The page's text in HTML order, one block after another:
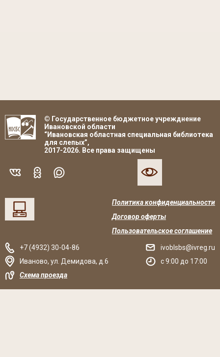
© Государственное бюджетное учрежднение
Ивановской области
“Ивановская областная специальная библиотека
для слепых”,
2017-2026. Все права защищены
Политика конфиденциальности
Договор оферты
Пользовательское соглашение
+7 (4932) 30-04-86
Иваново, ул. Демидова, д.6
Схема проезда
ivoblsbs@ivreg.ru
c 9:00 до 17:00